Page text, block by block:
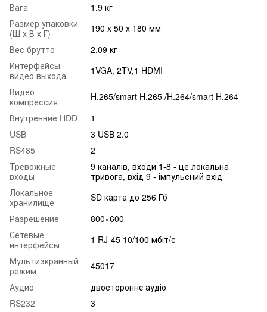
Вага
1.9 кг
Размер упаковки
(Ш х В х Г)
190 x 50 x 180 мм
Вес брутто
2.09 кг
Интерфейсы
видео выхода
1VGA, 2TV,1 HDMI
Видео
компрессия
H.265/smart H.265 /H.264/smart H.264
Внутренние HDD
1
USB
3 USB 2.0
RS485
2
Тревожные
входы
9 каналів, входи 1-8 - це локальна
тривога, вхід 9 - імпульсний вхід
Локальное
хранилище
SD карта до 256 Гб
Разрешение
800×600
Сетевые
интерфейсы
1 RJ-45 10/100 мбіт/с
Мультиэкранный
режим
45017
Аудио
двостороннє аудіо
RS232
3